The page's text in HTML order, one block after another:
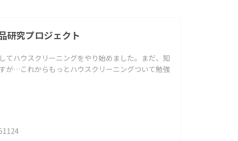
研究プロジェクト
てハウスクリーニングをやり始めました。まだ、知
が…これからもっとハウスクリーニングついて勉強